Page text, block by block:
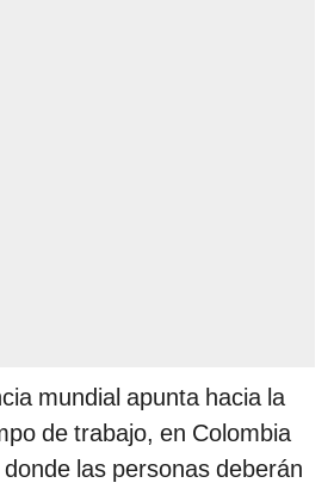
mundial apunta hacia la
de trabajo, en Colombia
las personas deberán